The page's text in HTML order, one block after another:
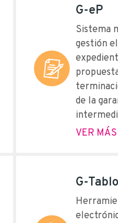
G-eP
Sistema
gestión
de la
VER MÁS
G-